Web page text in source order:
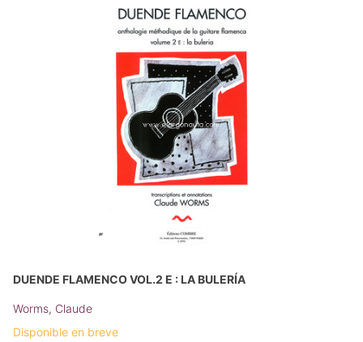
DUENDE FLAMENCO VOL.2 E : LA BULERÍA
Worms, Claude
Disponible en breve